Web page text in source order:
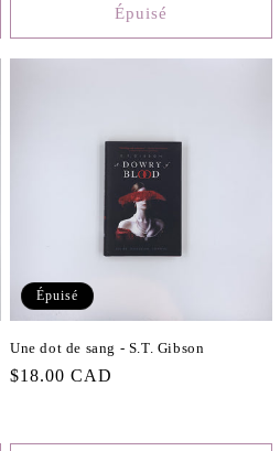
Épuisé
Épuisé
Une dot de sang - S.T. Gibson
Prix
$18.00 CAD